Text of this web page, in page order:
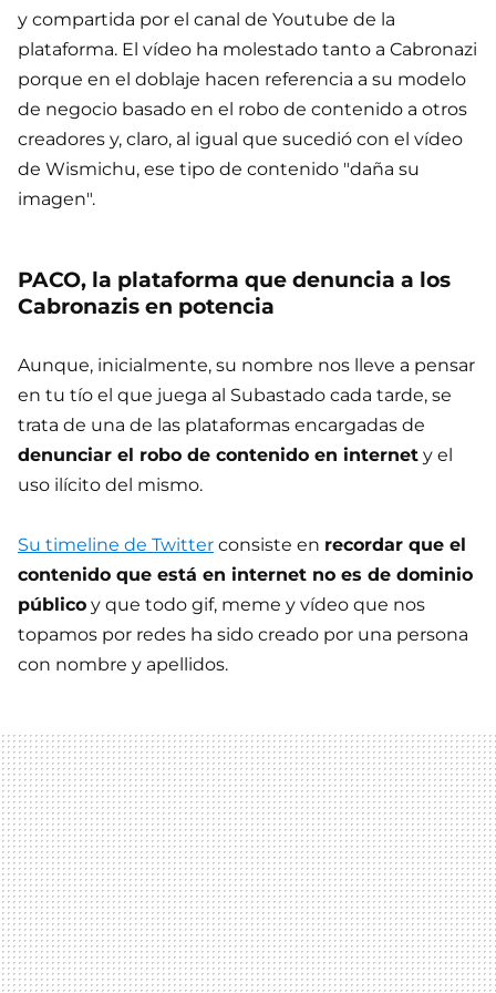
y compartida por el canal de Youtube de la
plataforma. El vídeo ha molestado tanto a Cabronazi
porque en el doblaje hacen referencia a su modelo
de negocio basado en el robo de contenido a otros
creadores y, claro, al igual que sucedió con el vídeo
de Wismichu, ese tipo de contenido "daña su
imagen".
PACO, la plataforma que denuncia a los
Cabronazis en potencia
Aunque, inicialmente, su nombre nos lleve a pensar
en tu tío el que juega al Subastado cada tarde, se
trata de una de las plataformas encargadas de
denunciar el robo de contenido en internet y el
uso ilícito del mismo.
Su timeline de Twitter consiste en recordar que el
contenido que está en internet no es de dominio
público y que todo gif, meme y vídeo que nos
topamos por redes ha sido creado por una persona
con nombre y apellidos.